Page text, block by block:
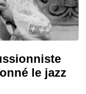
le jazz